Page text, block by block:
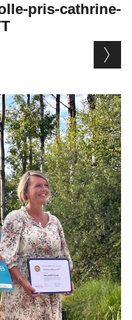
pris-cathrine-